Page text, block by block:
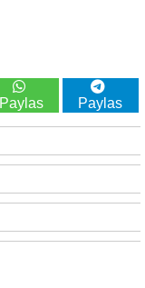
Paylas Paylas